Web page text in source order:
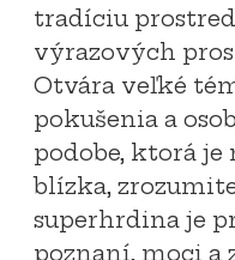
tradíciu
výrazových
Otvára veľké
pokušenia a
podobe, ktorá
blízka,
superhrdina je
poznaní, moci a